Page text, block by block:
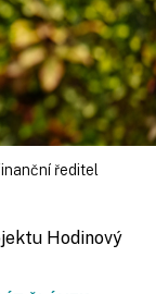
ředitel
Hodinový